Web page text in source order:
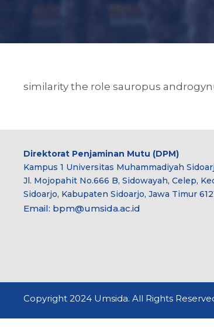
similarity the role sauropus
Direktorat Penjaminan Mutu (DPM)
Kampus 1 Universitas Muhammadiyah
Jl. Mojopahit No.666 B, Sidowayah, Celep,
Sidoarjo, Kabupaten Sidoarjo, Jawa Timur
Email: bpm@umsida.ac.id
Copyright 2024 Umsida. All Rights